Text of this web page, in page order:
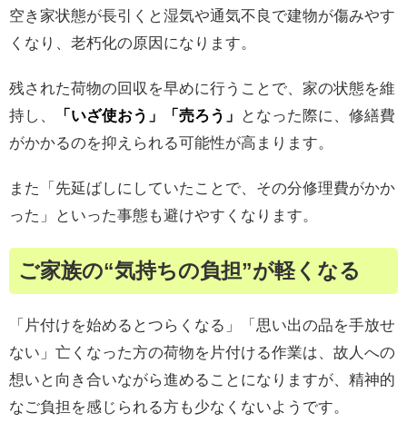
空き家状態が長引くと湿気や通気不良で建物が傷みやす
くなり、老朽化の原因になります。
残された荷物の回収を早めに行うことで、家の状態を維
持し、 「いざ使おう」「売ろう」 となった際に、修繕費
がかかるのを抑えられる可能性が高まります。
また「先延ばしにしていたことで、その分修理費がかか
った」といった事態も避けやすくなります。
ご家族の“気持ちの負担”が軽くなる
「片付けを始めるとつらくなる」「思い出の品を手放せ
ない」亡くなった方の荷物を片付ける作業は、故人への
想いと向き合いながら進めることになりますが、精神的
なご負担を感じられる方も少なくないようです。